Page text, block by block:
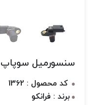
سنسورمیل سوپاپ
کد محصول : 1362
برند : فرانکو